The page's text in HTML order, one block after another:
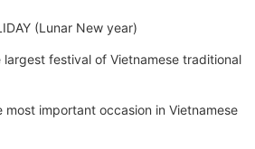
(Lunar New year)
largest festival of Vietnamese traditional
most important occasion in Vietnamese